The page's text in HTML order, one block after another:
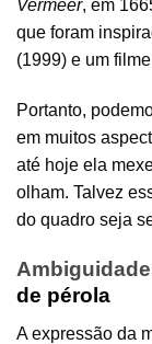
Vermeer, em
que foram
(1999) e um
Portanto,
em muitos
até hoje ela
olham. Talvez
do quadro seja
de pérola
A expressão da